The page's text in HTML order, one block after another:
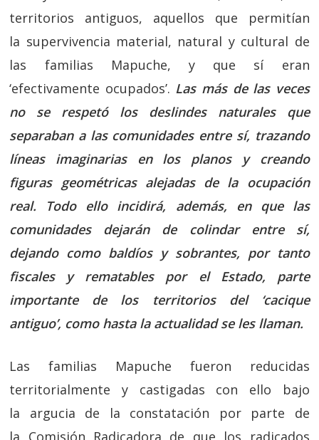
territorios antiguos, aquellos que permitían
la supervivencia material, natural y cultural de
las familias Mapuche, y que sí eran
‘efectivamente ocupados’. Las más de las veces
no se respetó los deslindes naturales que
separaban a las comunidades entre sí, trazando
líneas imaginarias en los planos y creando
figuras geométricas alejadas de la ocupación
real. Todo ello incidirá, además, en que las
comunidades dejarán de colindar entre sí,
dejando como baldíos y sobrantes, por tanto
fiscales y rematables por el Estado, parte
importante de los territorios del ‘cacique
antiguo’, como hasta la actualidad se les llaman.
Las familias Mapuche fueron reducidas
territorialmente y castigadas con ello bajo
la argucia de la constatación por parte de
la Comisión Radicadora de que los radicados